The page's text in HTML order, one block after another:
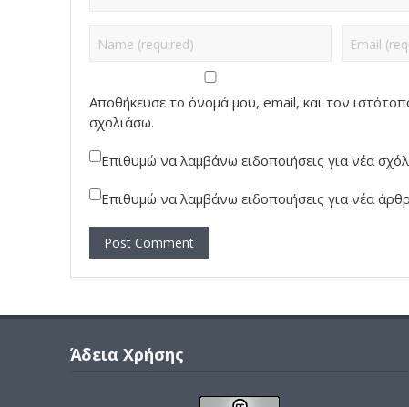
Αποθήκευσε το όνομά μου, email, και τον
σχολιάσω.
Επιθυμώ να λαμβάνω ειδοποιήσεις για νέα
Επιθυμώ να λαμβάνω ειδοποιήσεις για νέα
Άδεια Χρήσης